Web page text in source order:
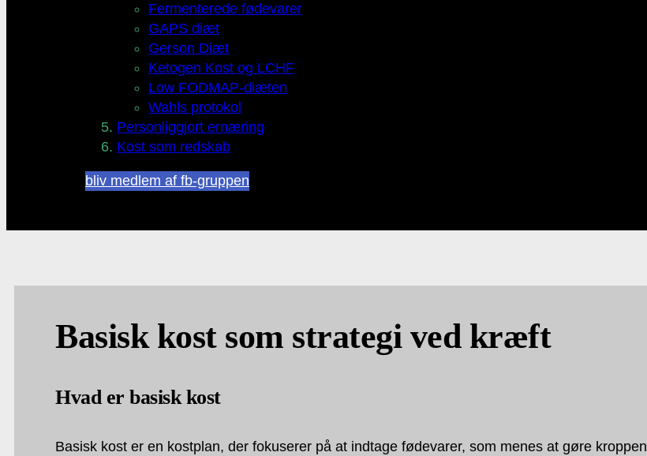
Fermenterede fødevarer
GAPS diæt
Gerson Diæt
Ketogen Kost og LCHF
Low FODMAP-diæten
Wahls protokol
Personliggjort ernæring
Kost som redskab
bliv medlem af fb-gruppen
Basisk kost som strategi ved kræft
Hvad er basisk kost
Basisk kost er en kostplan, der fokuserer på at indtage fødevarer, som menes at gøre kroppen